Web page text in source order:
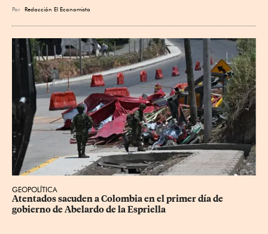
Por Redacción El Economista
GEOPOLÍTICA
Atentados sacuden a Colombia en el primer día de
gobierno de Abelardo de la Espriella